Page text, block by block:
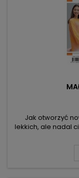
Jak otworzyć
lekkich, ale nadal
sweterkach i
sukienka o kroju